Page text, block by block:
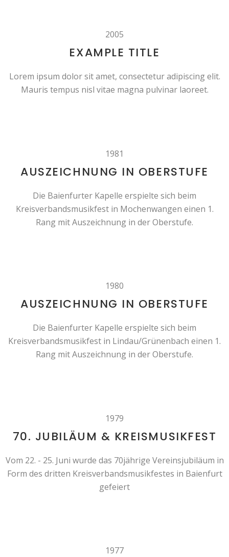
2005
EXAMPLE TITLE
Lorem ipsum dolor sit amet, consectetur adipiscing elit.
Mauris tempus nisl vitae magna pulvinar laoreet.
1981
AUSZEICHNUNG IN OBERSTUFE
Die Baienfurter Kapelle erspielte sich beim
Kreisverbandsmusikfest in Mochenwangen einen 1.
Rang mit Auszeichnung in der Oberstufe.
1980
AUSZEICHNUNG IN OBERSTUFE
Die Baienfurter Kapelle erspielte sich beim
Kreisverbandsmusikfest in Lindau/Grünenbach einen 1.
Rang mit Auszeichnung in der Oberstufe.
1979
70. JUBILÄUM & KREISMUSIKFEST
Vom 22. - 25. Juni wurde das 70jährige Vereinsjubiläum in
Form des dritten Kreisverbandsmusikfestes in Baienfurt
gefeiert
1977